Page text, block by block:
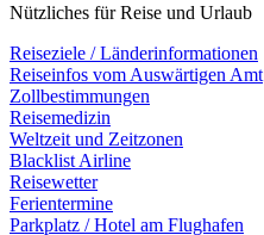
Nützliches für Reise und Urlaub
Reiseziele / Länderinformationen
Reiseinfos vom Auswärtigen Amt
Zollbestimmungen
Reisemedizin
Weltzeit und Zeitzonen
Blacklist Airline
Reisewetter
Ferientermine
Parkplatz / Hotel am Flughafen